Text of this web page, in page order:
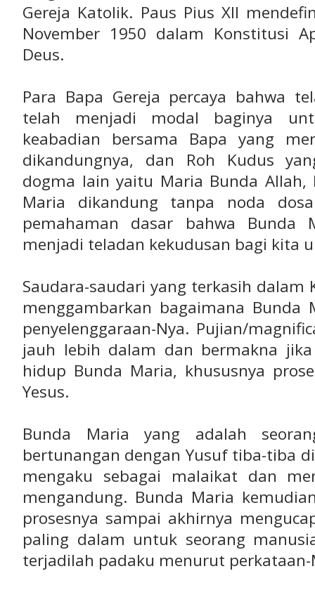
Gereja Katolik. Paus Pius XII
November 1950 dalam Konstitusi
Deus.
Para Bapa Gereja percaya bahwa
telah menjadi modal baginya
keabadian bersama Bapa yang
dikandungnya, dan Roh Kudus
dogma lain yaitu Maria Bunda Allah,
Maria dikandung tanpa noda
pemahaman dasar bahwa Bunda
menjadi teladan kekudusan bagi kita
Saudara-saudari yang terkasih dalam
menggambarkan bagaimana
penyelenggaraan-Nya. Pujian/
jauh lebih dalam dan bermakna
hidup Bunda Maria, khususnya
Yesus.
Bunda Maria yang adalah
bertunangan dengan Yusuf tiba-tiba
mengaku sebagai malaikat dan
mengandung. Bunda Maria
prosesnya sampai akhirnya
paling dalam untuk seorang
terjadilah padaku menurut perkataan-